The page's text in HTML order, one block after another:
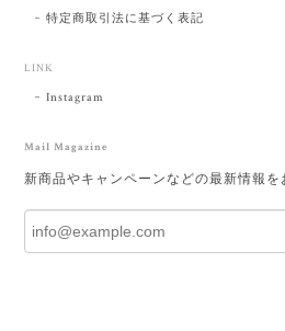
特定商取引法に基づく表記
LINK
Instagram
Mail Magazine
新商品やキャンペーンなどの最新情報を